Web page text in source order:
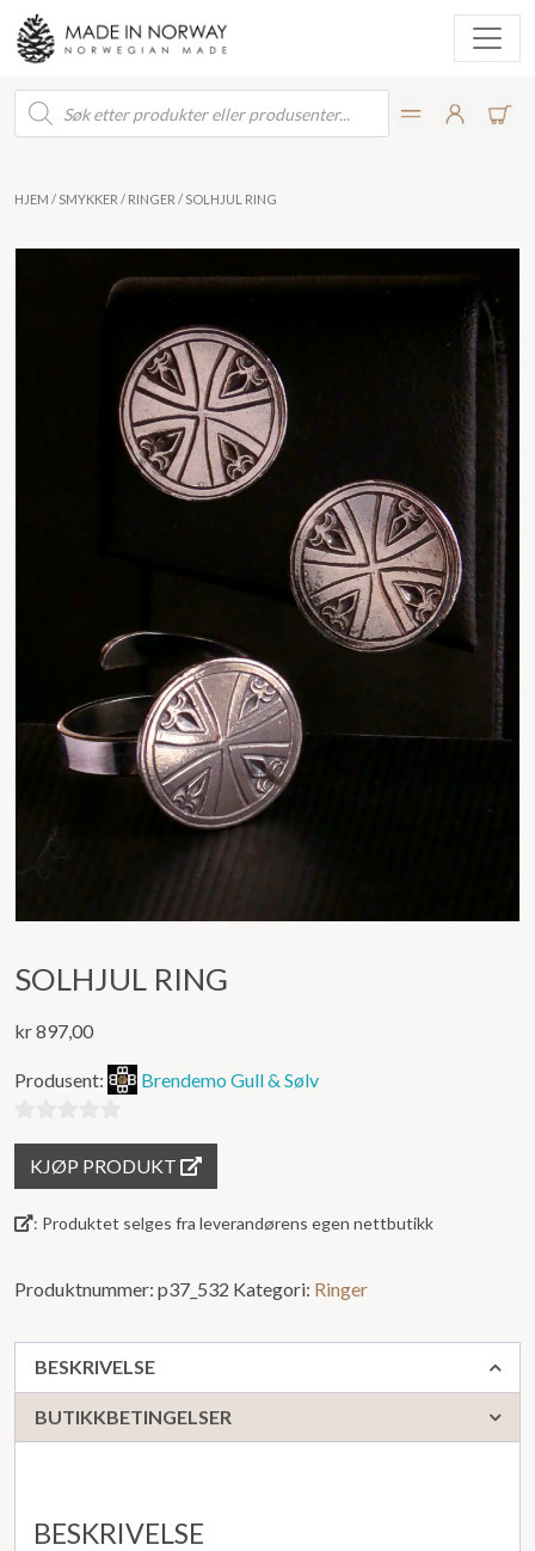
Products
search
HJEM / SMYKKER / RINGER / SOLHJUL RING
SOLHJUL RING
kr897,00
Produsent: Brendemo Gull & Sølv
5
KJØP PRODUKT
: Produktet selges fra leverandørens egen nettbutikk
Produktnummer: p37_532 Kategori: Ringer
BESKRIVELSE
BUTIKKBETINGELSER
BESKRIVELSE